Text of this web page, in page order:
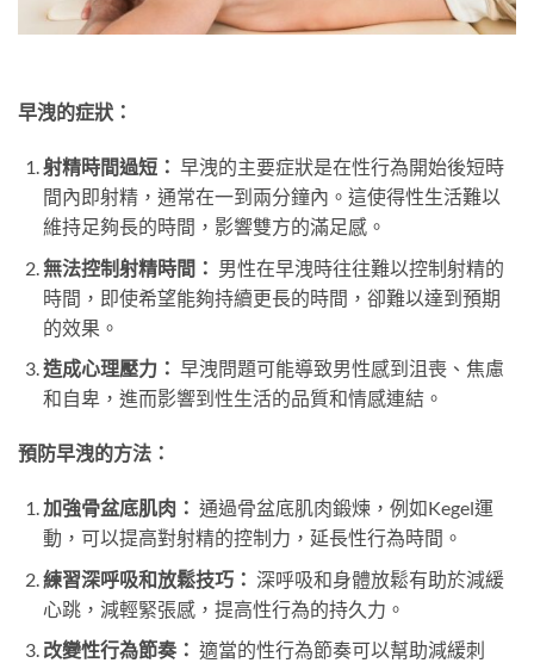
早洩的症狀：
射精時間過短： 早洩的主要症狀是在性行為開始後短時
間內即射精，通常在一到兩分鐘內。這使得性生活難以
維持足夠長的時間，影響雙方的滿足感。
無法控制射精時間： 男性在早洩時往往難以控制射精的
時間，即使希望能夠持續更長的時間，卻難以達到預期
的效果。
造成心理壓力： 早洩問題可能導致男性感到沮喪、焦慮
和自卑，進而影響到性生活的品質和情感連結。
預防早洩的方法：
加強骨盆底肌肉： 通過骨盆底肌肉鍛煉，例如Kegel運
動，可以提高對射精的控制力，延長性行為時間。
練習深呼吸和放鬆技巧： 深呼吸和身體放鬆有助於減緩
心跳，減輕緊張感，提高性行為的持久力。
改變性行為節奏： 適當的性行為節奏可以幫助減緩刺